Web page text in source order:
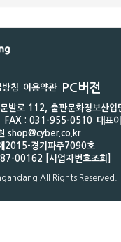
방침 이용약관 PC버전
발로 112, 출판문화정보산업
FAX : 031-955-0510
대표
shop@cyber.co.kr
2015-경기파주7090호
00162 [사업자번호조회]
All Rights Reserved.